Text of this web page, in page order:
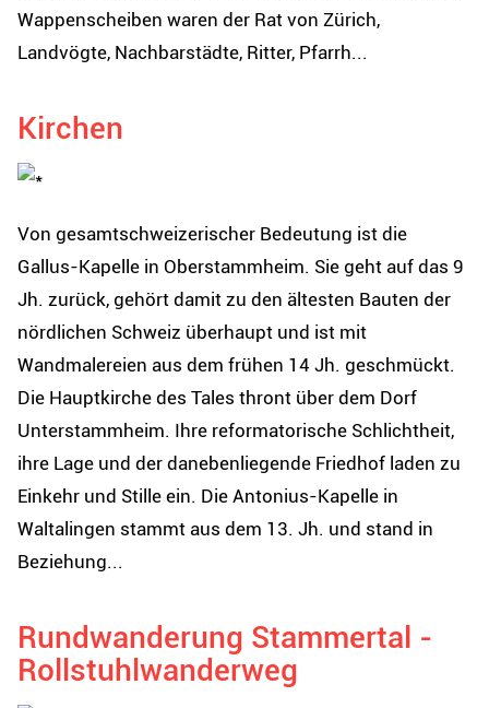
Wappenscheiben waren der Rat von Zürich,
Landvögte, Nachbarstädte, Ritter, Pfarrh...
Kirchen
Von gesamtschweizerischer Bedeutung ist die
Gallus-Kapelle in Oberstammheim. Sie geht auf das 9
Jh. zurück, gehört damit zu den ältesten Bauten der
nördlichen Schweiz überhaupt und ist mit
Wandmalereien aus dem frühen 14 Jh. geschmückt.
Die Hauptkirche des Tales thront über dem Dorf
Unterstammheim. Ihre reformatorische Schlichtheit,
ihre Lage und der danebenliegende Friedhof laden zu
Einkehr und Stille ein. Die Antonius-Kapelle in
Waltalingen stammt aus dem 13. Jh. und stand in
Beziehung...
Rundwanderung Stammertal -
Rollstuhlwanderweg